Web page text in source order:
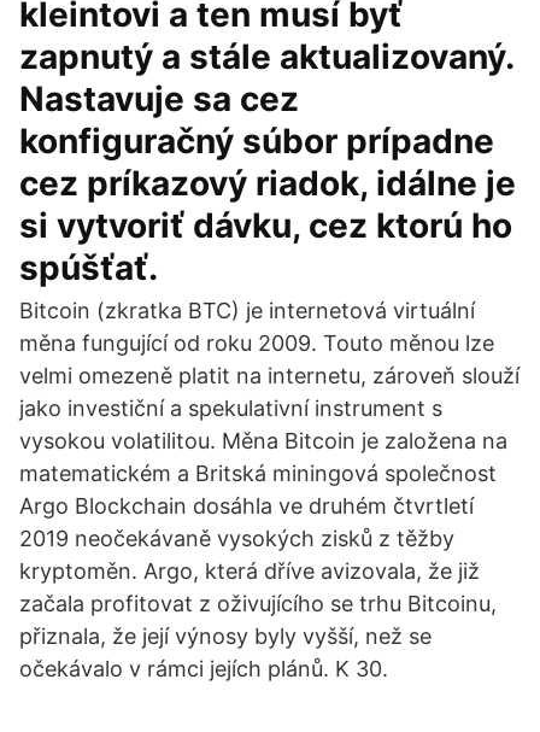
kleintovi a ten musí byť
zapnutý a stále aktualizovaný.
Nastavuje sa cez
konfiguračný súbor prípadne
cez príkazový riadok, idálne je
si vytvoriť dávku, cez ktorú ho
spúšťať.
Bitcoin (zkratka BTC) je internetová virtuální
měna fungující od roku 2009. Touto měnou lze
velmi omezeně platit na internetu, zároveň slouží
jako investiční a spekulativní instrument s
vysokou volatilitou. Měna Bitcoin je založena na
matematickém a Britská miningová společnost
Argo Blockchain dosáhla ve druhém čtvrtletí
2019 neočekávaně vysokých zisků z těžby
kryptoměn. Argo, která dříve avizovala, že již
začala profitovat z oživujícího se trhu Bitcoinu,
přiznala, že její výnosy byly vyšší, než se
očekávalo v rámci jejích plánů. K 30.